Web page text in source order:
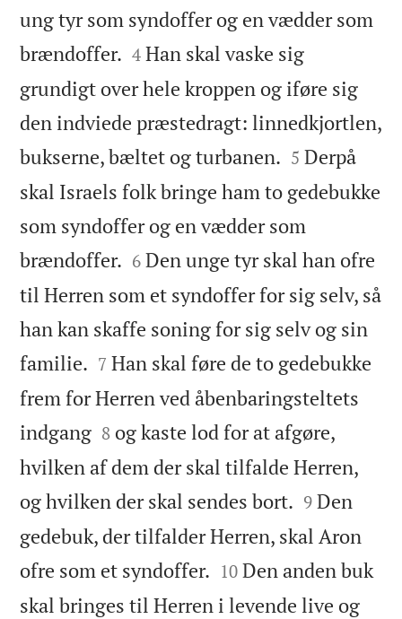
ung tyr som syndoffer og en vædder som
brændoffer. 

4 Han skal vaske sig
grundigt over hele kroppen og iføre sig
den indviede præstedragt: linnedkjortlen,
bukserne, bæltet og turbanen. 

5 Derpå
skal Israels folk bringe ham to gedebukke
som syndoffer og en vædder som
brændoffer. 

6 Den unge tyr skal han ofre
til Herren som et syndoffer for sig selv, så
han kan skaffe soning for sig selv og sin
familie. 

7 Han skal føre de to gedebukke
frem for Herren ved åbenbaringsteltets
indgang
8 og kaste lod for at afgøre,
hvilken af dem der skal tilfalde Herren,
og hvilken der skal sendes bort. 

9 Den
gedebuk, der tilfalder Herren, skal Aron
ofre som et syndoffer. 

10 Den anden buk
skal bringes til Herren i levende live og